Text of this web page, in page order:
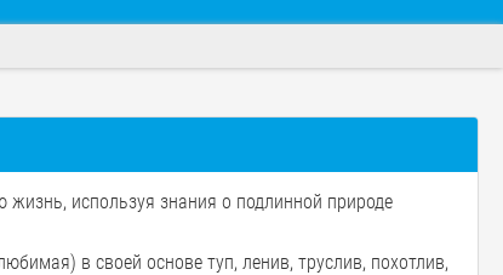
используя знания о подлинной природе
в своей основе туп, ленив, труслив, похотлив,